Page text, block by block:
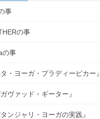
事
の事
の事
タ・ヨーガ・プラディーピカー』
ガヴァッド・ギーター』
タンジャリ・ヨーガの実践』